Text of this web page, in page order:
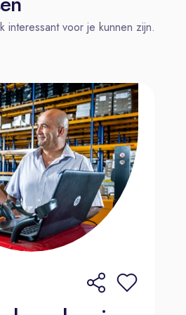
van de informatie met
materialen en/of
van
en -middelen ten bate
van
vanuit de
en
bij leveranciers.
van complete
ten behoeve van de
interessant voor je kunnen zijn.